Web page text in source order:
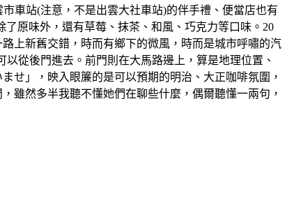
車站(注意，不是出雲大社車站)的伴手禮、便當店也有
原味外，還有草莓、抹茶、和風、巧克力等口味。20
上新舊交錯，時而有鄉下的微風，時而是城市呼嘯的汽
從後門進去。前門則在大馬路邊上，算是地理位置、
せ」，映入眼簾的是可以預期的明治、大正咖啡氛圍，
雖然多半我聽不懂她們在聊些什麼，偶爾聽懂一兩句，